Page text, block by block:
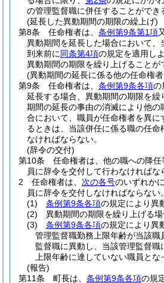
の管理監督職に併任することができ
(延長した異動期間の期限の繰上げ)
第8条
任命権者は、 条例第9条第1項
異動期間を延長した場合において、
到来前に同条第4項の規定を適用し
異動期間の期限を繰り上げることが
(異動期間の延長に係る他の任命権
第9条
任命権者は、 条例第9条各項の
延長する場合、異動期間の期限を繰
期間の延長の事由の消滅により他の
合において、職員が任命権者を異に
るときは、当該併任に係る職の任命
なければならない。
(辞令の交付)
第10条
任命権者は、他の職への降
員に辞令を交付して行わなければな
2
任命権者は、 次の各号のいずれか
員に辞令を交付しなければならない。
(1)
条例第9条各項の規定により異
(2)
異動期間の期限を繰り上げる場
(3)
条例第9条各項の規定により異
管理監督職勤務上限年齢が当該職
監督職に異動し、当該管理監督職
上限年齢に達していない職員とな
(報告)
第11条
町長は、 条例第9条各項の規